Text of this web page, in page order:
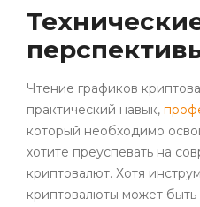
Чтение графиков
практический навык,
который необходимо
хотите преуспевать на
криптовалют. Хотя
криптовалюты может